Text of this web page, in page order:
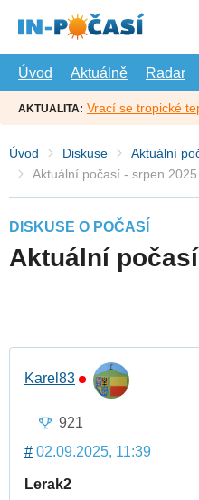
hlavní
Úvod
Aktuálně Radar
AKTUALITA: Vrací se tropické
Úvod Diskuse
Aktuální
Aktuální počasí - srpen 2025
DISKUSE O POČASÍ
Aktuální
Karel83
921
# 02.09.2025, 11:39
Lerak2